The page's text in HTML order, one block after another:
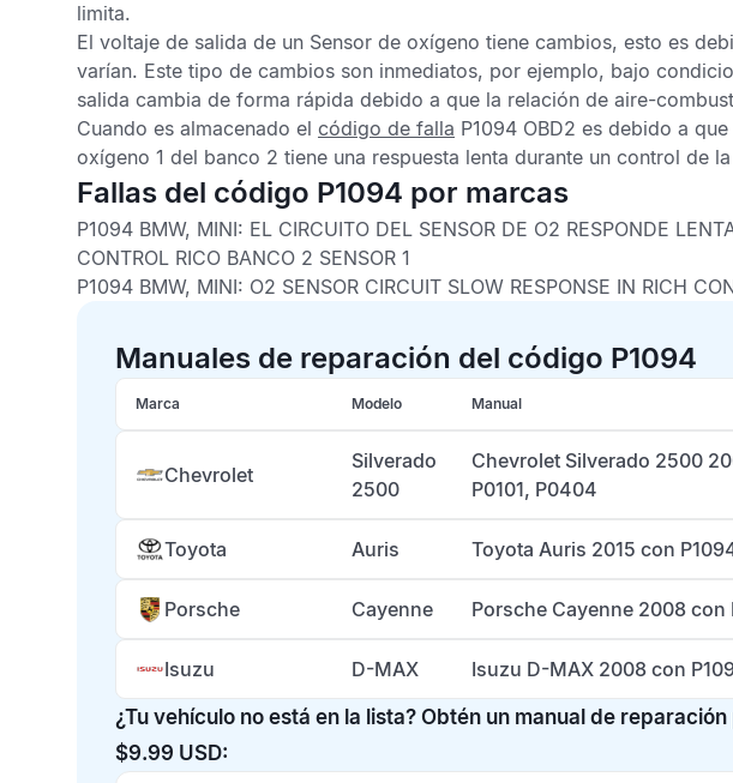
limita.
El voltaje de salida de un Sensor de oxígeno tiene cambios, esto es
varían. Este tipo de cambios son inmediatos, por ejemplo, bajo
salida cambia de forma rápida debido a que la relación de aire-
Cuando es almacenado el código de falla P1094 OBD2 es debido a que
oxígeno 1 del banco 2 tiene una respuesta lenta durante un control de
Fallas del código P1094 por marcas
P1094 BMW, MINI: EL CIRCUITO DEL SENSOR DE O2 RESPONDE
CONTROL RICO BANCO 2 SENSOR 1
P1094 BMW, MINI: O2 SENSOR CIRCUIT SLOW RESPONSE IN RICH
Manuales de reparación del código P1094
Marca Modelo Manual
Chevrolet
Silverado
2500
Chevrolet Silverado 2500
P0101, P0404
Toyota Auris Toyota Auris 2015 con
Porsche Cayenne Porsche Cayenne 2008 con
Isuzu D-MAX Isuzu D-MAX 2008 con
¿Tu vehículo no está en la lista? Obtén un manual de
$9.99 USD: